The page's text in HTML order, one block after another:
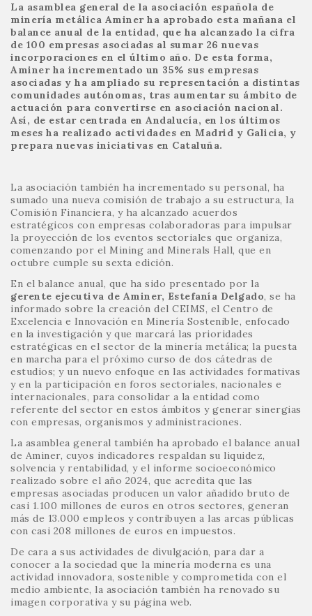
La asamblea general de la asociación española de
minería metálica Aminer ha aprobado esta mañana el
balance anual de la entidad, que ha alcanzado la cifra
de 100 empresas asociadas al sumar 26 nuevas
incorporaciones en el último año. De esta forma,
Aminer ha incrementado un 35% sus empresas
asociadas y ha ampliado su representación a distintas
comunidades autónomas, tras aumentar su ámbito de
actuación para convertirse en asociación nacional.
Así, de estar centrada en Andalucía, en los últimos
meses ha realizado actividades en Madrid y Galicia, y
prepara nuevas iniciativas en Cataluña.
La asociación también ha incrementado su personal, ha
sumado una nueva comisión de trabajo a su estructura, la
Comisión Financiera, y ha alcanzado acuerdos
estratégicos con empresas colaboradoras para impulsar
la proyección de los eventos sectoriales que organiza,
comenzando por el Mining and Minerals Hall, que en
octubre cumple su sexta edición.
En el balance anual, que ha sido presentado por la
gerente ejecutiva de Aminer, Estefanía Delgado, se ha
informado sobre la creación del CEIMS, el Centro de
Excelencia e Innovación en Minería Sostenible, enfocado
en la investigación y que marcará las prioridades
estratégicas en el sector de la minería metálica; la puesta
en marcha para el próximo curso de dos cátedras de
estudios; y un nuevo enfoque en las actividades formativas
y en la participación en foros sectoriales, nacionales e
internacionales, para consolidar a la entidad como
referente del sector en estos ámbitos y generar sinergias
con empresas, organismos y administraciones.
La asamblea general también ha aprobado el balance anual
de Aminer, cuyos indicadores respaldan su liquidez,
solvencia y rentabilidad, y el informe socioeconómico
realizado sobre el año 2024, que acredita que las
empresas asociadas producen un valor añadido bruto de
casi 1.100 millones de euros en otros sectores, generan
más de 13.000 empleos y contribuyen a las arcas públicas
con casi 208 millones de euros en impuestos.
De cara a sus actividades de divulgación, para dar a
conocer a la sociedad que la minería moderna es una
actividad innovadora, sostenible y comprometida con el
medio ambiente, la asociación también ha renovado su
imagen corporativa y su página web.